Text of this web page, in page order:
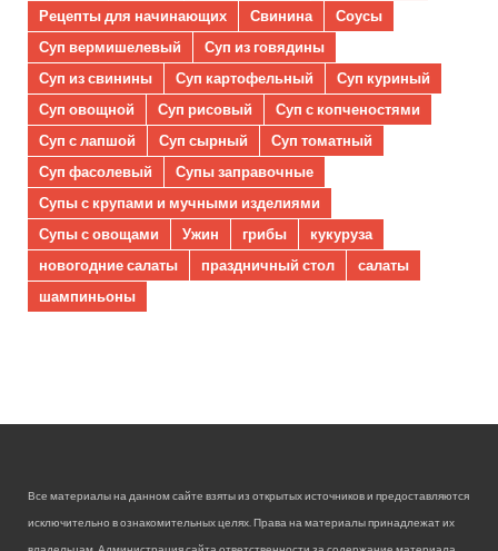
Рецепты для начинающих
Свинина
Соусы
Суп вермишелевый
Суп из говядины
Суп из свинины
Суп картофельный
Суп куриный
Суп овощной
Суп рисовый
Суп с копченостями
Суп с лапшой
Суп сырный
Суп томатный
Суп фасолевый
Супы заправочные
Супы с крупами и мучными изделиями
Супы с овощами
Ужин грибы
кукуруза
новогодние салаты
праздничный стол
салаты
шампиньоны
Все материалы на данном сайте взяты из открытых источников и предоставляются
исключительно в ознакомительных целях. Права на материалы принадлежат их